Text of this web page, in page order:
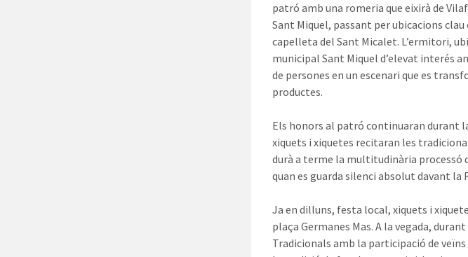
patró amb una romeria que eixirà de
Sant Miquel, passant per ubicacions
capelleta del Sant Micalet. L’ermitori,
municipal Sant Miquel d’elevat interés
de persones en un escenari que es
productes.
Els honors al patró continuaran durant
xiquets i xiquetes recitaran les
durà a terme la multitudinària processó
quan es guarda silenci absolut davant la
Ja en dilluns, festa local, xiquets i
plaça Germanes Mas. A la vegada,
Tradicionals amb la participació de veïns